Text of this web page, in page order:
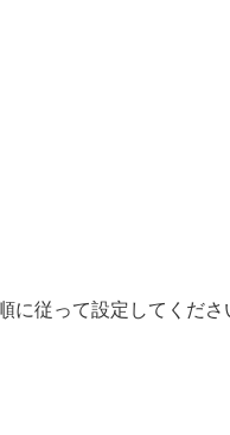
に従って設定してくださ